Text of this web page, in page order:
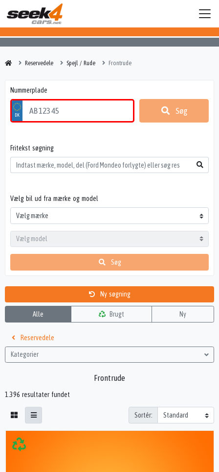
Reservedele Spejl / Rude Frontrude
Nummerplade
Søg
Fritekst søgning
Vælg bil ud fra mærke og model
Søg
Ny søgning
Alle Brugt Ny
Reservedele
Kategorier
Frontrude
1.396 resultater fundet
Sortér: